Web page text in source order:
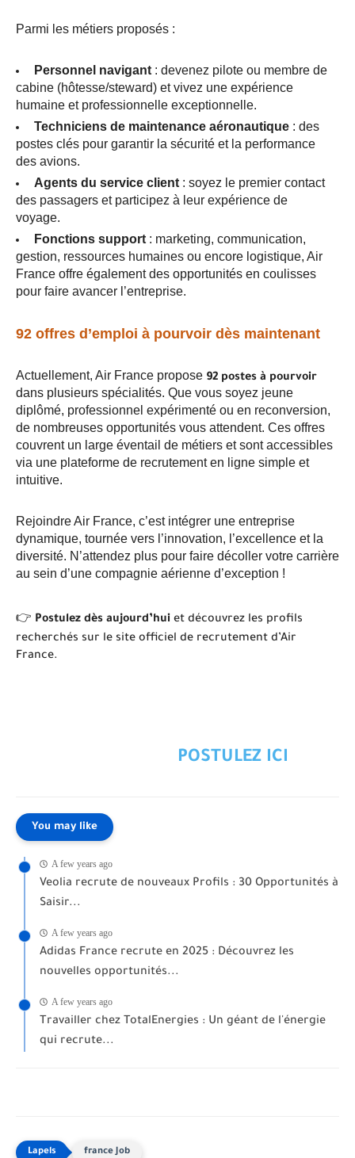
Parmi les métiers proposés :
Personnel navigant : devenez pilote ou membre de
cabine (hôtesse/steward) et vivez une expérience
humaine et professionnelle exceptionnelle.
Techniciens de maintenance aéronautique : des
postes clés pour garantir la sécurité et la performance
des avions.
Agents du service client : soyez le premier contact
des passagers et participez à leur expérience de
voyage.
Fonctions support : marketing, communication,
gestion, ressources humaines ou encore logistique, Air
France offre également des opportunités en coulisses
pour faire avancer l’entreprise.
92 offres d’emploi à pourvoir dès maintenant
Actuellement, Air France propose 92 postes à pourvoir
dans plusieurs spécialités. Que vous soyez jeune
diplômé, professionnel expérimenté ou en reconversion,
de nombreuses opportunités vous attendent. Ces offres
couvrent un large éventail de métiers et sont accessibles
via une plateforme de recrutement en ligne simple et
intuitive.
Rejoindre Air France, c’est intégrer une entreprise
dynamique, tournée vers l’innovation, l’excellence et la
diversité. N’attendez plus pour faire décoller votre carrière
au sein d’une compagnie aérienne d’exception !
👉 Postulez dès aujourd’hui et découvrez les profils
recherchés sur le site officiel de recrutement d’Air
France.
POSTULEZ ICI
You may like
A few years ago
Veolia recrute de nouveaux Profils : 30 Opportunités à
Saisir...
A few years ago
Adidas France recrute en 2025 : Découvrez les
nouvelles opportunités...
A few years ago
Travailler chez TotalEnergies : Un géant de l'énergie
qui recrute...
france Job